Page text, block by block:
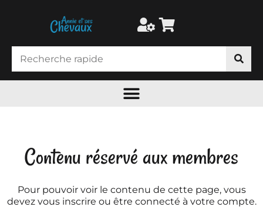
Contenu réservé aux membres
Pour pouvoir voir le contenu de cette page, vous
devez vous inscrire ou être connecté à votre compte.